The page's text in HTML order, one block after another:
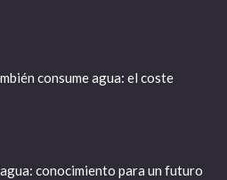
consume agua: el coste
conocimiento para un futuro